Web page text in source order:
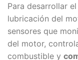
Para desarrollar
lubricación del
sensores que
del motor,
combustible y